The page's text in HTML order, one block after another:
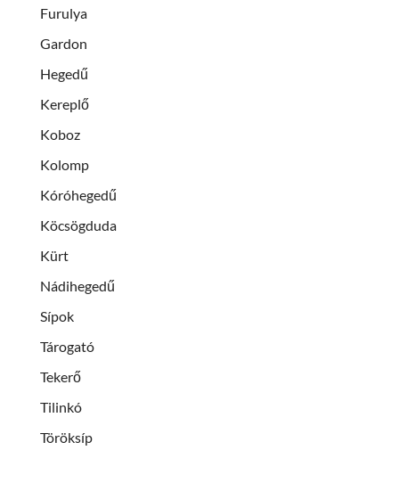
Furulya
Gardon
Hegedű
Kereplő
Koboz
Kolomp
Kóróhegedű
Köcsögduda
Kürt
Nádihegedű
Sípok
Tárogató
Tekerő
Tilinkó
Töröksíp